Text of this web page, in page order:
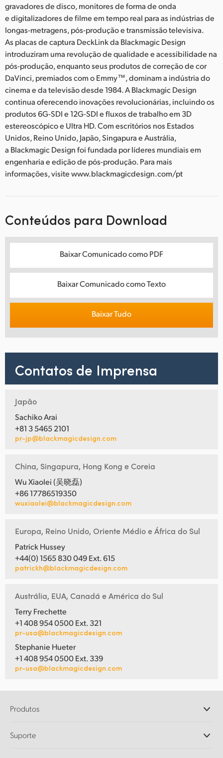
gravadores de disco, monitores de forma de onda
e digitalizadores de filme em tempo real para as indústrias de
longas-metragens, pós-produção e transmissão televisiva.
As placas de captura DeckLink da Blackmagic Design
introduziram uma revolução de qualidade e acessibilidade na
pós-produção, enquanto seus produtos de correção de cor
DaVinci, premiados com o Emmy™, dominam a indústria do
cinema e da televisão desde 1984. A Blackmagic Design
continua oferecendo inovações revolucionárias, incluindo os
produtos 6G-SDI e 12G-SDI e fluxos de trabalho em 3D
estereoscópico e Ultra HD. Com escritórios nos Estados
Unidos, Reino Unido, Japão, Singapura e Austrália,
a Blackmagic Design foi fundada por líderes mundiais em
engenharia e edição de pós-produção. Para mais
informações, visite www.blackmagicdesign.com/pt
Conteúdos para Download
Baixar Comunicado como PDF
Baixar Comunicado como Texto
Baixar Tudo
Contatos de Imprensa
Japão
Sachiko Arai
+81 3 5465 2101
pr-jp@blackmagicdesign.com
China, Singapura, Hong Kong e Coreia
Wu Xiaolei (吴晓磊)
+86 17786519350
wuxiaolei@blackmagicdesign.com
Europa, Reino Unido, Oriente Médio e África do Sul
Patrick Hussey
+44(0) 1565 830 049 Ext. 615
patrickh@blackmagicdesign.com
Austrália, EUA, Canadá e América do Sul
Terry Frechette
+1 408 954 0500 Ext. 321
pr-usa@blackmagicdesign.com
Stephanie Hueter
+1 408 954 0500 Ext. 339
pr-usa@blackmagicdesign.com
Produtos
DaVinci Resolve e Fusion
Suporte